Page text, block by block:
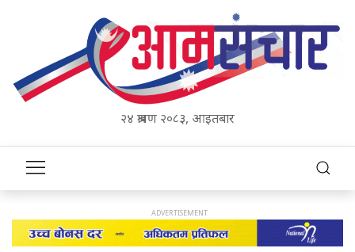
२४ श्रावण २०८३, आइतबार